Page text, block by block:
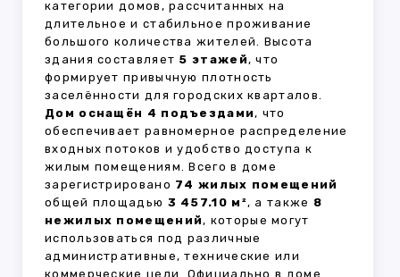
категории домов, рассчитанных на
длительное и стабильное проживание
большого количества жителей. Высота
здания составляет 5 этажей, что
формирует привычную плотность
заселённости для городских кварталов.
Дом оснащён 4 подъездами, что
обеспечивает равномерное распределение
входных потоков и удобство доступа к
жилым помещениям. Всего в доме
зарегистрировано 74 жилых помещений
общей площадью 3 457.10 м², а также 8
нежилых помещений, которые могут
использоваться под различные
административные, технические или
коммерческие цели. Официально в доме